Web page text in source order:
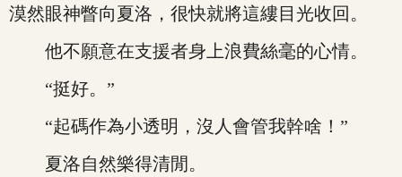
漠然眼神瞥向夏洛，很快就將這縷目光收回。
他不願意在支援者身上浪費絲毫的心情。
“挺好。”
“起碼作為小透明，沒人會管我幹啥！”
夏洛自然樂得清閒。